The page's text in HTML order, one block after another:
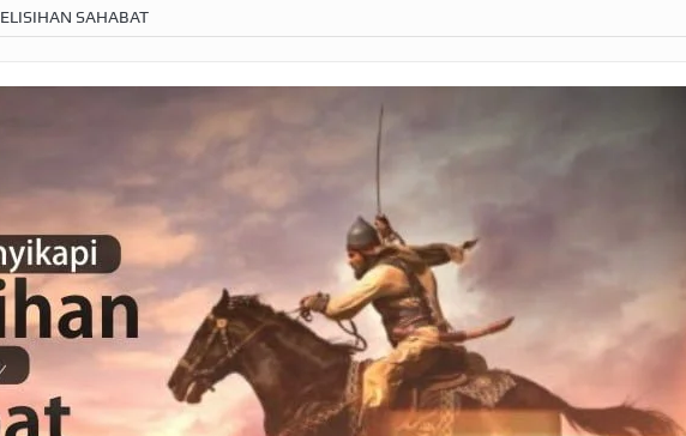
CINTA KARENA ALLAH HUKUM MEMBAYAR ZAKAT DENGAN CARA MENGANGSUR
SENDIRI
SAHABAT